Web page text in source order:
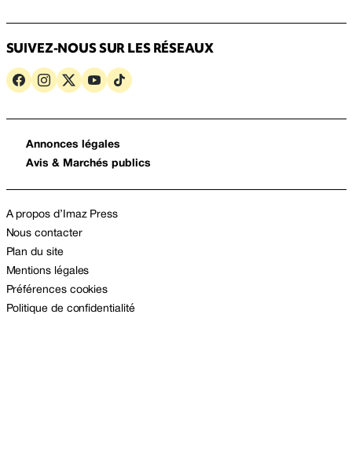
SUIVEZ-NOUS SUR LES RÉSEAUX
Annonces légales
Avis & Marchés publics
A propos d’Imaz Press
Nous contacter
Plan du site
Mentions légales
Préférences cookies
Politique de confidentialité